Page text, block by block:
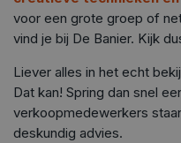
voor een grote groep of
vind je bij De Banier. Kijk
Liever alles in het echt
Dat kan! Spring dan snel
verkoopmedewerkers
deskundig advies.